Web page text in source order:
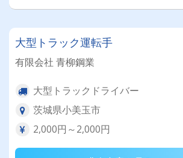
大型トラック運転手
有限会社 青柳鋼業
大型トラックドライバー
茨城県小美玉市
2,000円～2,000円